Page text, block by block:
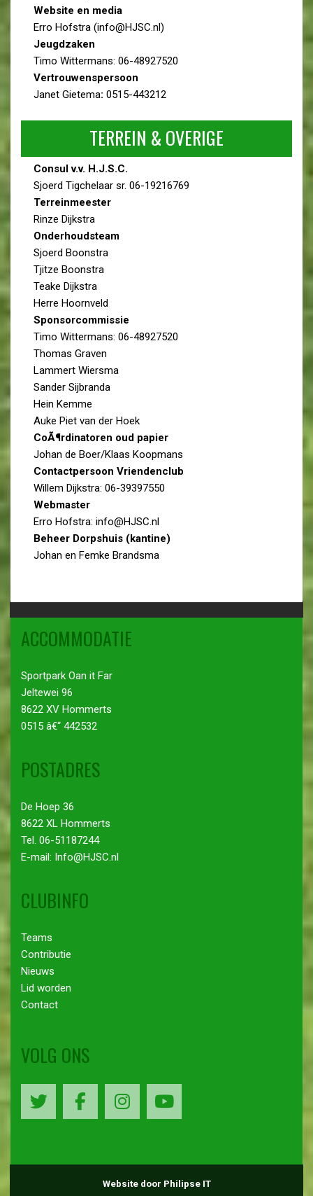
Website en media
Erro Hofstra (info@HJSC.nl)
Jeugdzaken
Timo Wittermans: 06-48927520
Vertrouwenspersoon
Janet Gietema: 0515-443212
TERREIN & OVERIGE
Consul v.v. H.J.S.C.
Sjoerd Tigchelaar sr. 06-19216769
Terreinmeester
Rinze Dijkstra
Onderhoudsteam
Sjoerd Boonstra
Tjitze Boonstra
Teake Dijkstra
Herre Hoornveld
Sponsorcommissie
Timo Wittermans: 06-48927520
Thomas Graven
Lammert Wiersma
Sander Sijbranda
Hein Kemme
Auke Piet van der Hoek
CoÃ¶rdinatoren oud papier
Johan de Boer/Klaas Koopmans
Contactpersoon Vriendenclub
Willem Dijkstra: 06-39397550
Webmaster
Erro Hofstra: info@HJSC.nl
Beheer Dorpshuis (kantine)
Johan en Femke Brandsma
ACCOMMODATIE
Sportpark Oan it Far
Jeltewei 96
8622 XV Hommerts
0515 â€“ 442532
POSTADRES
De Hoep 36
8622 XL Hommerts
Tel. 06-51187244
E-mail: Info@HJSC.nl
CLUBINFO
Teams
Contributie
Nieuws
Lid worden
Contact
VOLG ONS
Website door Philipse IT